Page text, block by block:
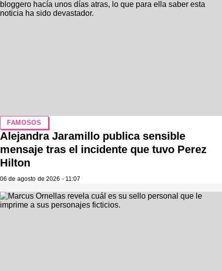
FAMOSOS
Alejandra Jaramillo publica sensible
mensaje tras el incidente que tuvo Perez
Hilton
06 de agosto de 2026 - 11:07